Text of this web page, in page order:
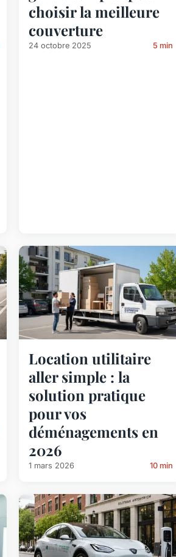
choisir la meilleure
couverture
24 octobre 2025 5 min
Location utilitaire
aller simple : la
solution pratique
pour vos
déménagements en
2026
1 mars 2026 10 min